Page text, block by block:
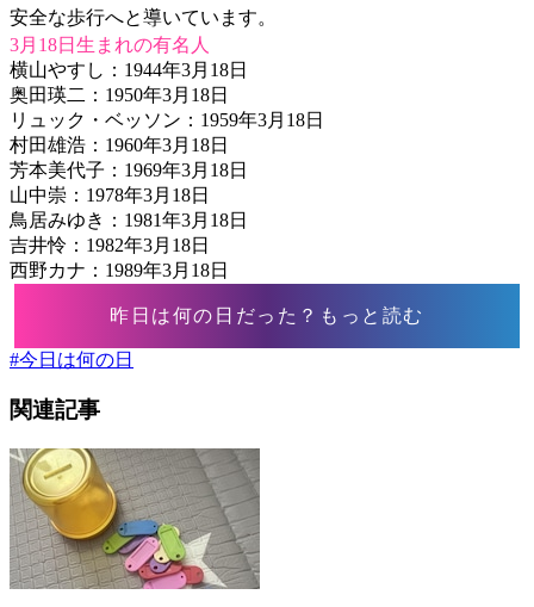
安全な歩行へと導いています。
3月18日生まれの有名人
横山やすし：1944年3月18日
奥田瑛二：1950年3月18日
リュック・ベッソン：1959年3月18日
村田雄浩：1960年3月18日
芳本美代子：1969年3月18日
山中崇：1978年3月18日
鳥居みゆき：1981年3月18日
吉井怜：1982年3月18日
西野カナ：1989年3月18日
昨日は何の日だった？もっと読む
#今日は何の日
関連記事